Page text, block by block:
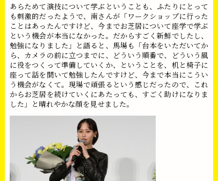
あらためて演技について学ぶということも、ふたりにとって
も刺激的だったようで、南さんが「ワークショップに行った
ことはあったんですけど、今までお芝居について座学で学ぶ
という機会が本当になかった。だからすごく新鮮でしたし、
勉強になりました」と語ると、馬場も「台本をいただいてか
ら、カメラの前に立つまでに、どういう順番で、どういう風
に役をつくって準備していくか、ということを、机と椅子に
座って話を聞いて勉強したんですけど、今まで本当にこうい
う機会がなくて。現場で頑張るという感じだったので、これ
からお芝居を続けていくにあたっても、すごく助けになりま
した」と晴れやかな顔を見せました。